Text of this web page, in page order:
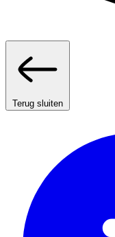
Terug sluiten